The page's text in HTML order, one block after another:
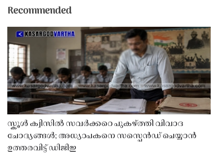
Recommended
സ്കൂൾ ക്വിസിൽ സവർക്കറെ പുകഴ്ത്തി വിവാദ
ചോദ്യങ്ങൾ; അധ്യാപകനെ സസ്പെൻഡ് ചെയ്യാൻ
ഉത്തരവിട്ട് ഡിജിഇ